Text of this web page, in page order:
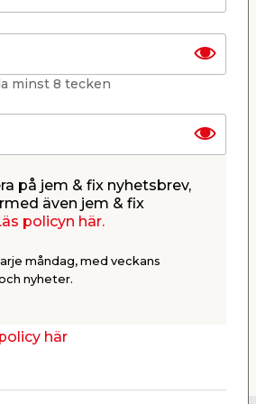
att inreda din
Du
med gott om
bära. Placera sen
mysig och
stunderna i
om Trygg e-handel här.
minst 8 tecken
på jem & fix nyhetsbrev,
även jem & fix
policyn här.
måndag, med veckans
nyheter.
här